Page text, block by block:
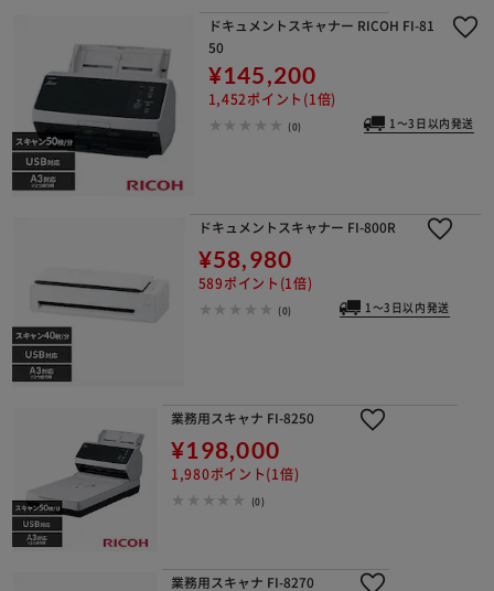
ドキュメントスキャナー RICOH FI-81
50
¥145,200
1,452ポイント(1倍)
(0) 1～3日以内発送
ドキュメントスキャナー FI-800R
¥58,980
589ポイント(1倍)
(0) 1～3日以内発送
業務用スキャナ FI-8250
¥198,000
1,980ポイント(1倍)
(0)
業務用スキャナ FI-8270